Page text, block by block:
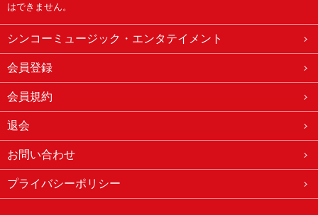
はできません。
シンコーミュージック・エンタテイメント
会員登録
会員規約
退会
お問い合わせ
プライバシーポリシー